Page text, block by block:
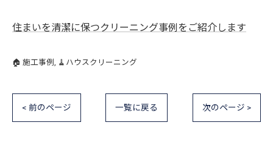
住まいを清潔に保つクリーニング事例をご紹介します
🏠 施工事例 🧹ハウスクリーニング
< 前のページ 一覧に戻る 次のページ >